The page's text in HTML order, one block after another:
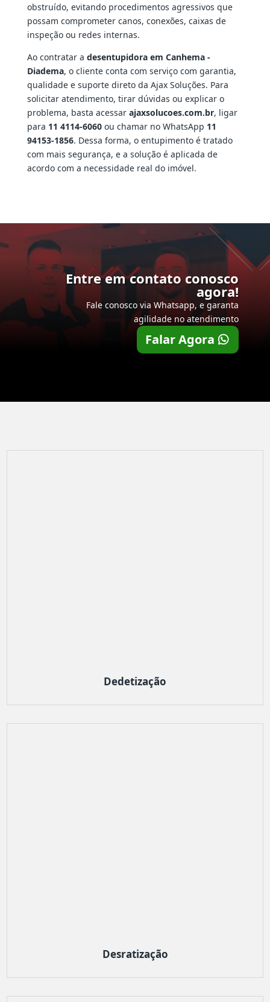
obstruído, evitando procedimentos agressivos que
possam comprometer canos, conexões, caixas de
inspeção ou redes internas.
Ao contratar a desentupidora em Canhema -
Diadema, o cliente conta com serviço com garantia,
qualidade e suporte direto da Ajax Soluções. Para
solicitar atendimento, tirar dúvidas ou explicar o
problema, basta acessar ajaxsolucoes.com.br, ligar
para 11 4114-6060ou chamar no WhatsApp 11
94153-1856. Dessa forma, o entupimento é tratado
com mais segurança, e a solução é aplicada de
acordo com a necessidade real do imóvel.
Entre em contato conosco
agora!
Fale conosco via Whatsapp, e garanta
agilidade no atendimento
Falar Agora
Dedetização
Desratização